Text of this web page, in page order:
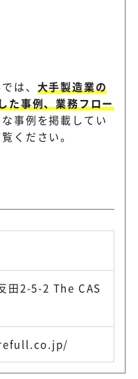
は、 大手製造業の
た事例、業務フロー
事例を掲載してい
ください。
田2-5-2 The CAS